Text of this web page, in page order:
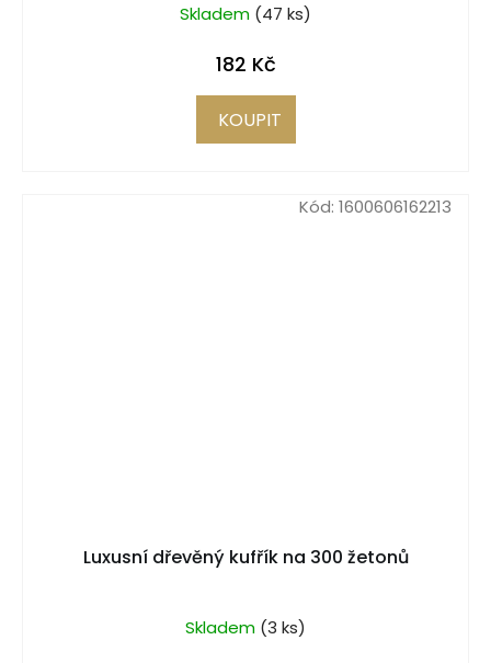
Skladem (47 ks)
182 Kč
KOUPIT
Luxusní dřevěný kufřík na 300 žetonů
Kód: 1600606162213
Skladem (3 ks)